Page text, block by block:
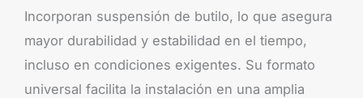
Incorporan suspensión de butilo, lo que asegura
mayor durabilidad y estabilidad en el tiempo,
incluso en condiciones exigentes. Su formato
universal facilita la instalación en una amplia